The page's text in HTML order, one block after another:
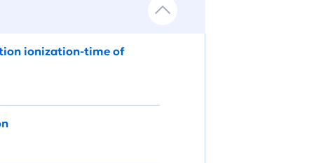
ionization-time of